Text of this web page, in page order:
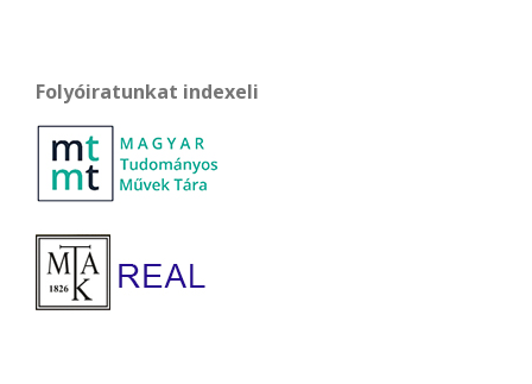
Folyóiratunkat indexeli